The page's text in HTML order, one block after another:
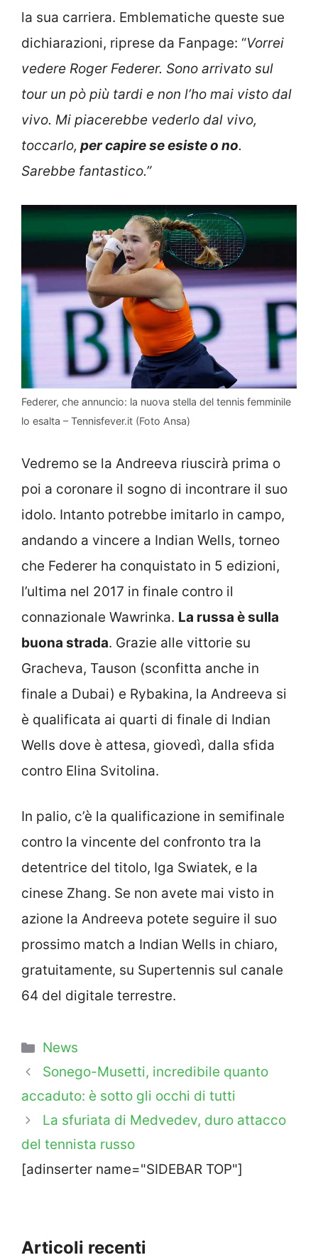
la sua carriera. Emblematiche queste sue
dichiarazioni, riprese da Fanpage: “Vorrei
vedere Roger Federer. Sono arrivato sul
tour un pò più tardi e non l’ho mai visto dal
vivo. Mi piacerebbe vederlo dal vivo,
toccarlo, per capire se esiste o no.
Sarebbe fantastico.”
Federer, che annuncio: la nuova stella del tennis femminile
lo esalta – Tennisfever.it (Foto Ansa)
Vedremo se la Andreeva riuscirà prima o
poi a coronare il sogno di incontrare il suo
idolo. Intanto potrebbe imitarlo in campo,
andando a vincere a Indian Wells, torneo
che Federer ha conquistato in 5 edizioni,
l’ultima nel 2017 in finale contro il
connazionale Wawrinka. La russa è sulla
buona strada. Grazie alle vittorie su
Gracheva, Tauson (sconfitta anche in
finale a Dubai) e Rybakina, la Andreeva si
è qualificata ai quarti di finale di Indian
Wells dove è attesa, giovedì, dalla sfida
contro Elina Svitolina.
In palio, c’è la qualificazione in semifinale
contro la vincente del confronto tra la
detentrice del titolo, Iga Swiatek, e la
cinese Zhang. Se non avete mai visto in
azione la Andreeva potete seguire il suo
prossimo match a Indian Wells in chiaro,
gratuitamente, su Supertennis sul canale
64 del digitale terrestre.
Categorie
News
Sonego-Musetti, incredibile quanto
accaduto: è sotto gli occhi di tutti
La sfuriata di Medvedev, duro attacco
del tennista russo
[adinserter name="SIDEBAR TOP"]
Articoli recenti